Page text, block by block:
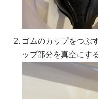
ゴムのカップをつぶ
ップ部分を真空にす